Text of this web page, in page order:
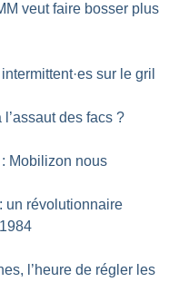
veut faire bosser plus
·es sur le gril
des facs ?
Mobilizon nous
un révolutionnaire
l’heure de régler les